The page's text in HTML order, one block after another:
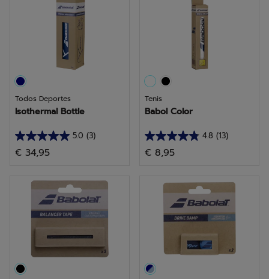
Todos Deportes
Isothermal Bottle
5.0 (3)
5.0
de
estrellas.
reseñas
€ 34,95
Tenis
Babol Color
4.8 (13)
4.8
de
estrellas.
reseñas
€ 8,95